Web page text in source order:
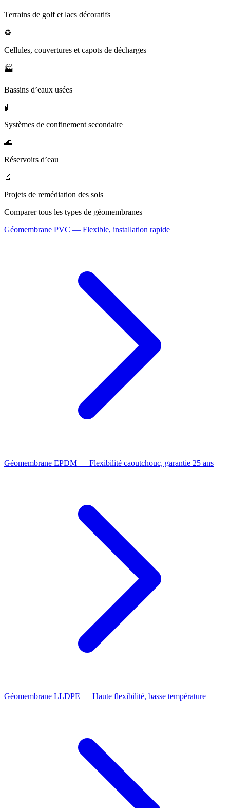
Terrains de golf et lacs décoratifs
♻️
Cellules, couvertures et capots de décharges
🏭
Bassins d’eaux usées
🧪
Systèmes de confinement secondaire
🌊
Réservoirs d’eau
🔬
Projets de remédiation des sols
Comparer tous les types de géomembranes
Géomembrane PVC — Flexible, installation rapide
Géomembrane EPDM — Flexibilité caoutchouc, garantie 25 ans
Géomembrane LLDPE — Haute flexibilité, basse température